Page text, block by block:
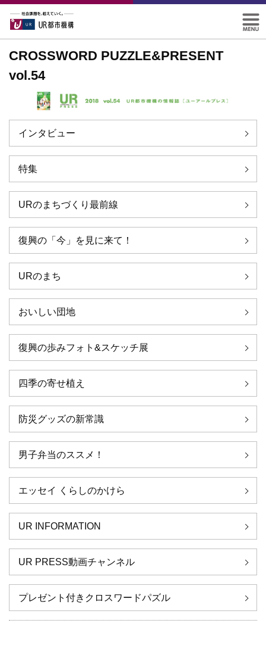
CROSSWORD PUZZLE&PRESENT
vol.54
インタビュー
特集
URのまちづくり最前線
復興の「今」を見に来て！
URのまち
おいしい団地
復興の歩みフォト&スケッチ展
四季の寄せ植え
防災グッズの新常識
男子弁当のススメ！
エッセイ くらしのかけら
UR INFORMATION
UR PRESS動画チャンネル
プレゼント付きクロスワードパズル